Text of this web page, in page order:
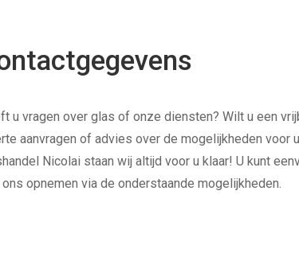
u vragen over glas of onze diensten? Wilt u een
aanvragen of advies over de mogelijkheden voor
Nicolai staan wij altijd voor u klaar! U kunt
opnemen via de onderstaande mogelijkheden.